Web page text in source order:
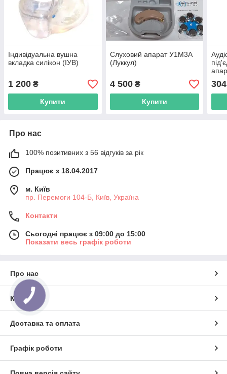
Індивідуальна вушна
вкладка силікон (ІУВ)
1 200 ₴
Купити
Слуховий апарат У1М3А
(Луккул)
4 500₴
Купити
304
Про нас
100% позитивних з 56 відгуків за рік
Працює з 18.04.2017
м. Київ
пр. Перемоги 104-Б, Київ, Україна
Контакти
Сьогодні працює з 09:00 до 15:00
Показати весь графік роботи
Про нас
Контакти
Доставка та оплата
Графік роботи